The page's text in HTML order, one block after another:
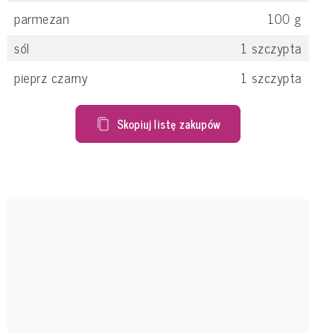
parmezan
100 g
sól
1 szczypta
pieprz czarny
1 szczypta
Skopiuj listę zakupów